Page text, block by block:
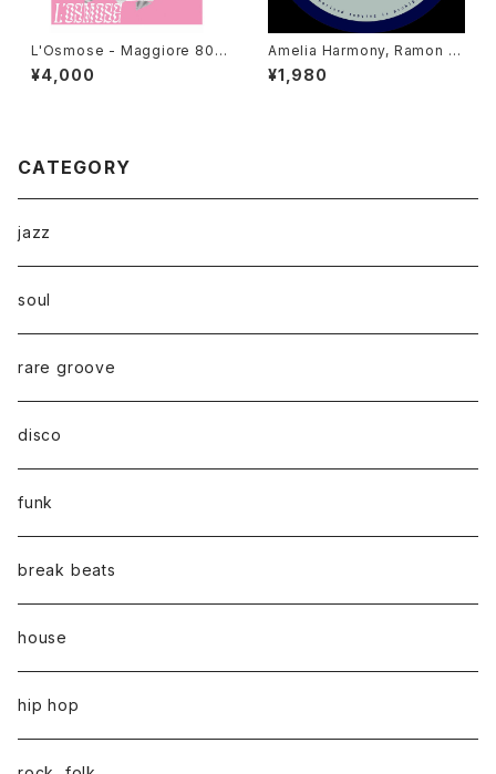
L'Osmose - Maggiore 800
"LP"
¥4,000
Amelia Harmony, Ramon J
udah, Jah 93, Simon Nyabi
nghi - Lessons Learned "1
¥1,980
CATEGORY
jazz
soul
rare groove
disco
funk
break beats
house
hip hop